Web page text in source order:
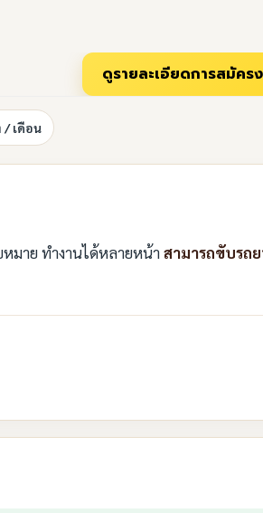
/ เดือน
มาย ทำงานได้หลายหน้าสามารถขับรถ